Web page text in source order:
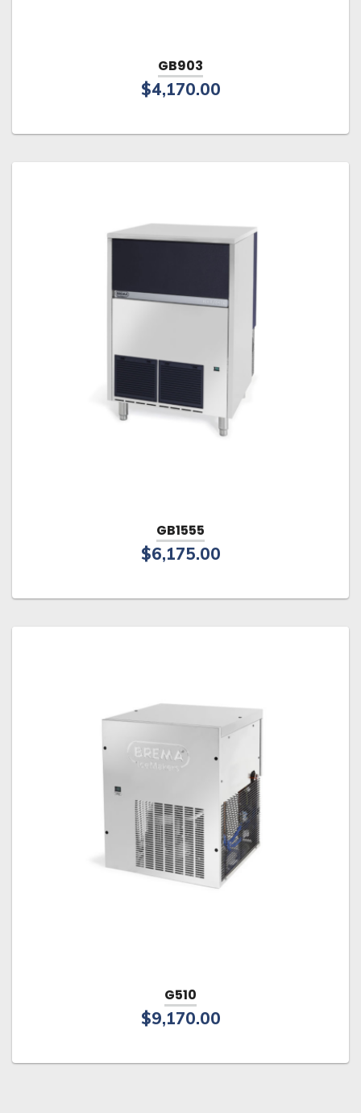
GB903
$4,170.00
GB1555
$6,175.00
G510
$9,170.00